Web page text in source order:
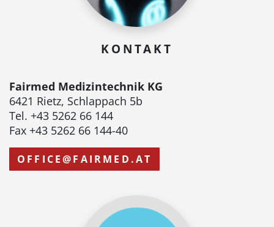
KONTAKT
Fairmed Medizintechnik KG
6421 Rietz, Schlappach 5b
Tel. +43 5262 66 144
Fax +43 5262 66 144-40
OFFICE@FAIRMED.AT